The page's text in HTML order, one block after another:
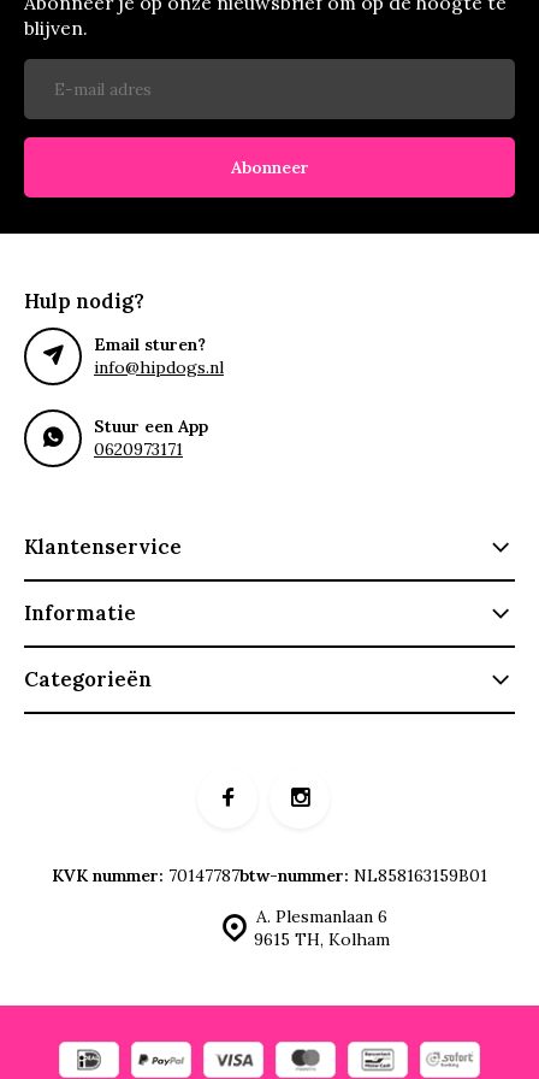
blijven.
Abonneer
Hulp nodig?
Email sturen?
info@hipdogs.nl
Stuur een App
0620973171
Klantenservice
Informatie
Categorieën
A. Plesmanlaan 6
9615 TH, Kolham
KVK nummer: 70147787btw-nummer: NL858163159B01